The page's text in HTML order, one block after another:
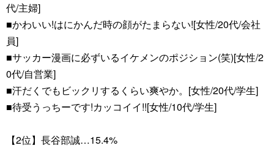
代/主婦]
■かわいい!はにかんだ時の顔がたまらない![女性/20代/会社
員]
■サッカー漫画に必ずいるイケメンのポジション(笑)[女性/2
0代/自営業]
■汗だくでもビックリするくらい爽やか。[女性/20代/学生]
■待受うっちーです!カッコイイ!![女性/10代/学生]
【2位】長谷部誠…15.4%